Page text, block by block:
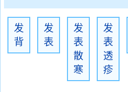
发
背
发
表
发
表
散
寒
发
表
透
疹